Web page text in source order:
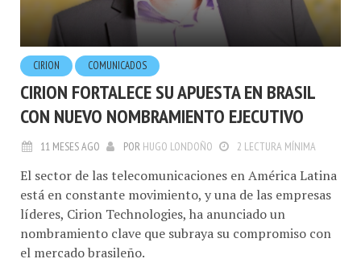
CIRION COMUNICADOS
CIRION FORTALECE SU APUESTA EN BRASIL
CON NUEVO NOMBRAMIENTO EJECUTIVO
11 MESES AGO POR HUGO LONDOÑO 2 LECTURA MÍNIMA
El sector de las telecomunicaciones en América Latina
está en constante movimiento, y una de las empresas
líderes, Cirion Technologies, ha anunciado un
nombramiento clave que subraya su compromiso con
el mercado brasileño.